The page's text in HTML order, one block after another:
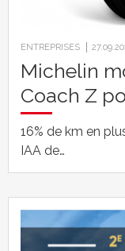
ENTREPRISES
Michelin
Coach Z
16% de km en
IAA de…